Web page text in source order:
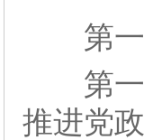
第一
第一
推进党